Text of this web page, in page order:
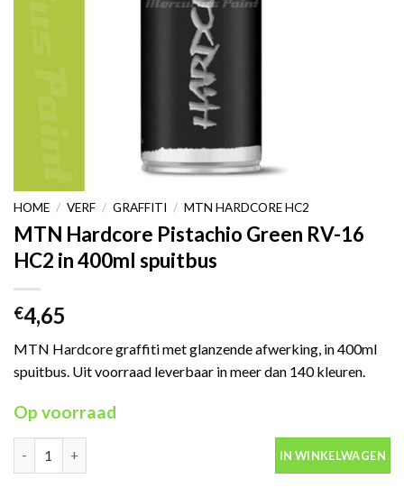
HOME / VERF / GRAFFITI / MTN HARDCORE HC2
MTN Hardcore Pistachio Green RV-16
HC2 in 400ml spuitbus
€4,65
MTN Hardcore graffiti met glanzende afwerking, in 400ml
spuitbus. Uit voorraad leverbaar in meer dan 140 kleuren.
Op voorraad
IN WINKELWAGEN